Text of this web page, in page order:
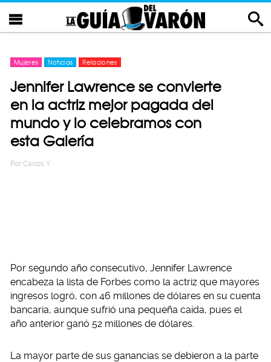
Mujeres Noticias Relaciones
Jennifer Lawrence se convierte
en la actriz mejor pagada del
mundo y lo celebramos con
esta Galería
Por Carlos Y
Por segundo año consecutivo, Jennifer Lawrence
encabeza la lista de Forbes como la actriz que mayores
ingresos logró, con 46 millones de dólares en su cuenta
bancaria, aunque sufrió una pequeña caída, pues el
año anterior ganó 52 millones de dólares.
La mayor parte de sus ganancias se debieron a la parte